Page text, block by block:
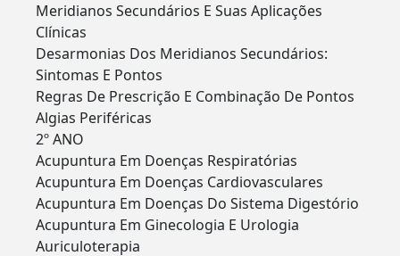
Meridianos Secundários E Suas Aplicações
Clínicas
Desarmonias Dos Meridianos Secundários:
Sintomas E Pontos
Regras De Prescrição E Combinação De Pontos
Algias Periféricas
2º ANO
Acupuntura Em Doenças Respiratórias
Acupuntura Em Doenças Cardiovasculares
Acupuntura Em Doenças Do Sistema Digestório
Acupuntura Em Ginecologia E Urologia
Auriculoterapia